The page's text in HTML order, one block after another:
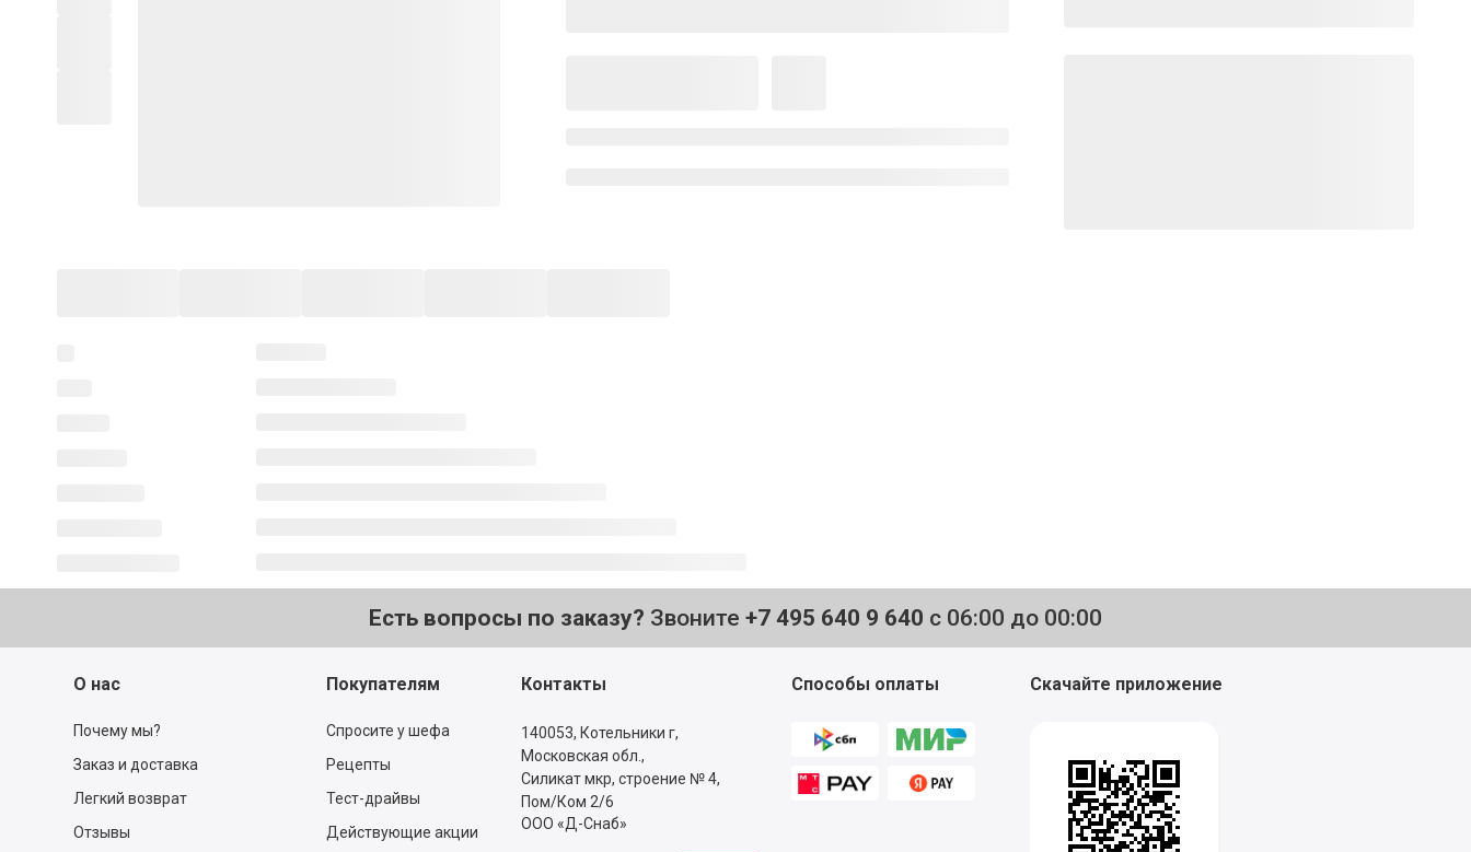
Есть вопросы по заказу? Звоните +7 495 640 9 640 с 06:00 до 00:00
О нас
Почему мы?
Заказ и доставка
Легкий возврат
Отзывы
Покупателям
Спросите у шефа
Рецепты
Тест-драйвы
Действующие акции
Контакты
140053, Котельники г,
Московская обл.,
Силикат мкр, строение № 4,
Пом/Ком 2/6
ООО «Д-Снаб»
Способы оплаты Скачайте приложение